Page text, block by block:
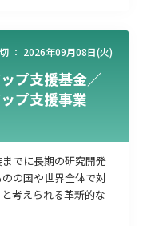
： 2026年09月08日(火)
プ支援基金／
プ支援事業
でに長期の研究開発
の国や世界全体で対
考えられる革新的な